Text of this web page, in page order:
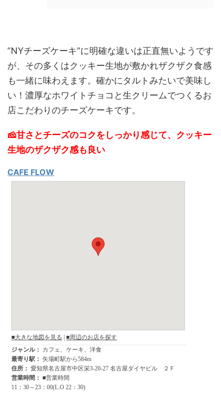
”NYチーズケーキ”に明確な違いは正直無いようです
が、その多くはクッキー生地が敷かれザクザク食感
も一緒に味わえます。確かにタルトみたいで美味し
い！濃厚なホワイトチョコと生クリームでつくるお
店こだわりのチーズケーキです。
🧀甘さとチーズのコクをしっかり感じて、クッキー
生地のザクザク感も良い
CAFE FLOW